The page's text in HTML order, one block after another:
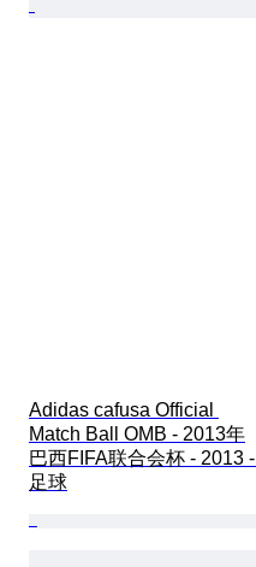
Adidas cafusa Official
Match Ball OMB - 2013年
巴西FIFA联合会杯 - 2013 -
足球